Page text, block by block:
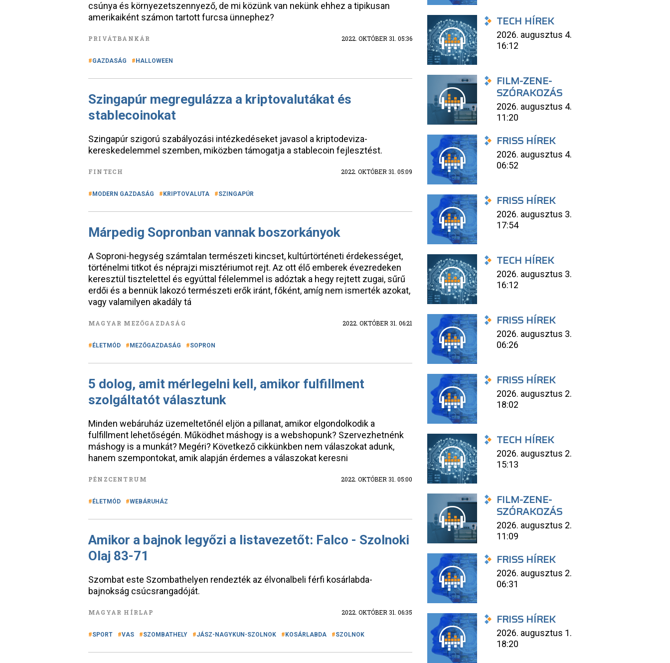
csúnya és környezetszennyező, de mi közünk van nekünk ehhez a tipikusan
amerikaiként számon tartott furcsa ünnephez?
PRIVÁTBANKÁR 2022. OKTÓBER 31. 05:36
GAZDASÁG HALLOWEEN
Szingapúr megregulázza a kriptovalutákat és
stablecoinokat
Szingapúr szigorú szabályozási intézkedéseket javasol a kriptodeviza-
kereskedelemmel szemben, miközben támogatja a stablecoin fejlesztést.
FINTECH 2022. OKTÓBER 31. 05:09
MODERN GAZDASÁG KRIPTOVALUTA SZINGAPÚR
Márpedig Sopronban vannak boszorkányok
A Soproni-hegység számtalan természeti kincset, kultúrtörténeti érdekességet,
történelmi titkot és néprajzi misztériumot rejt. Az ott élő emberek évezredeken
keresztül tisztelettel és egyúttal félelemmel is adóztak a hegy rejtett zugai, sűrű
erdői és a bennük lakozó természeti erők iránt, főként, amíg nem ismerték azokat,
vagy valamilyen akadály tá
MAGYAR MEZŐGAZDASÁG 2022. OKTÓBER 31. 06:21
ÉLETMÓD MEZŐGAZDASÁG SOPRON
5 dolog, amit mérlegelni kell, amikor fulfillment
szolgáltatót választunk
Minden webáruház üzemeltetőnél eljön a pillanat, amikor elgondolkodik a
fulfillment lehetőségén. Működhet máshogy is a webshopunk? Szervezhetnénk
máshogy is a munkát? Megéri? Következő cikkünkben nem válaszokat adunk,
hanem szempontokat, amik alapján érdemes a válaszokat keresni
PÉNZCENTRUM 2022. OKTÓBER 31. 05:00
ÉLETMÓD WEBÁRUHÁZ
Amikor a bajnok legyőzi a listavezetőt: Falco - Szolnoki
Olaj 83-71
Szombat este Szombathelyen rendezték az élvonalbeli férfi kosárlabda-
bajnokság csúcsrangadóját.
MAGYAR HÍRLAP 2022. OKTÓBER 31. 06:35
SPORT VAS SZOMBATHELY JÁSZ-NAGYKUN-SZOLNOK KOSÁRLABDA SZOLNOK
TECH HÍREK
2026. augusztus 4.
16:12
FILM-ZENE-
SZÓRAKOZÁS
2026. augusztus 4.
11:20
FRISS HÍREK
2026. augusztus 4.
06:52
FRISS HÍREK
2026. augusztus 3.
17:54
TECH HÍREK
2026. augusztus 3.
16:12
FRISS HÍREK
2026. augusztus 3.
06:26
FRISS HÍREK
2026. augusztus 2.
18:02
TECH HÍREK
2026. augusztus 2.
15:13
FILM-ZENE-
SZÓRAKOZÁS
2026. augusztus 2.
11:09
FRISS HÍREK
2026. augusztus 2.
06:31
FRISS HÍREK
2026. augusztus 1.
18:20